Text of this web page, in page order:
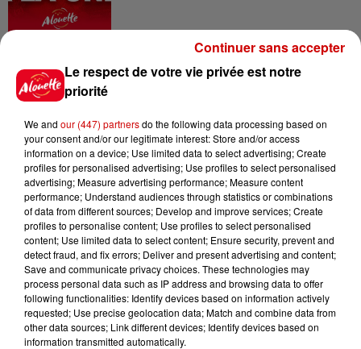
Jeux Voir plus
Le Duel - Gagnez vos entrées
pour l'un des zoos de nos
régions !
Destination Vacances - Gagnez
votre séjour en famille au cœur
de la...
Destination Vacances : inscrivez-
Le respect de votre vie privée est notre
priorité
We and our (447) partnersdo the following data processing based on
your consent and/or our legitimate interest: Store and/or access
information on a device; Use limited data to select advertising; Create
profiles for personalised advertising; Use profiles to select personalised
advertising; Measure advertising performance; Measure content
performance; Understand audiences through statistics or combinations
of data from different sources; Develop and improve services; Create
profiles to personalise content; Use profiles to select personalised
content; Use limited data to select content; Ensure security, prevent and
detect fraud, and fix errors; Deliver and present advertising and content;
Save and communicate privacy choices. These technologies may
process personal data such as IP address and browsing data to offer
following functionalities: Identify devices based on information actively
requested; Use precise geolocation data; Match and combine data from
other data sources; Link different devices; Identify devices based on
information transmitted automatically.
Continuer sans accepter